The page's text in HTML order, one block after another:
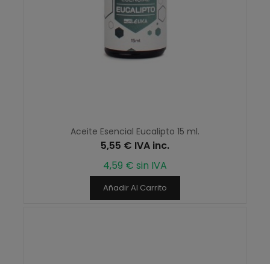
Aceite Esencial Eucalipto 15 ml.
5,55 € IVA inc.
4,59 € sin IVA
Añadir Al Carrito